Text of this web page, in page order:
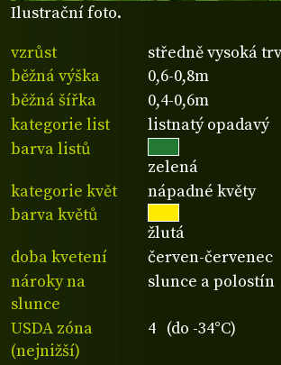
Ilustrační foto.
vzrůst
středně vysoká
běžná výška
0,6-0,8m
běžná šířka
0,4-0,6m
kategorie list
listnatý opadavý
barva listů
zelená
kategorie květ
nápadné květy
barva květů
žlutá
doba kvetení
červen-červenec
nároky na
slunce
slunce a polostín
USDA zóna
(nejnižší)
4 (do -34°C)